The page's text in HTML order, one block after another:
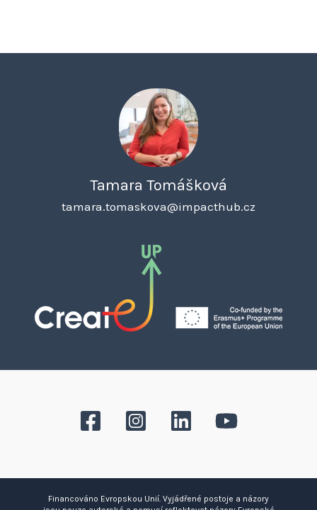
Tamara Tomášková
tamara.tomaskova@impacthub.cz
Financováno Evropskou Unií. Vyjádřené postoje a názory